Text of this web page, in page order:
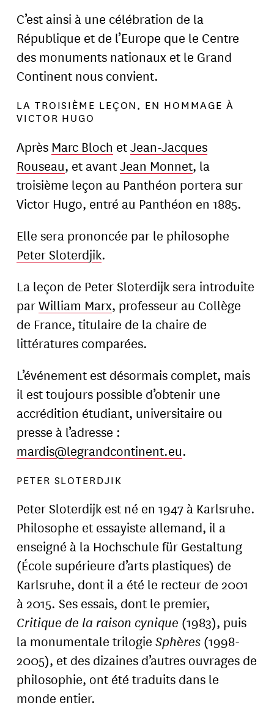
C’est ainsi à une célébration de la
République et de l’Europe que le Centre
des monuments nationaux et le Grand
Continent nous convient.
LA TROISIÈME LEÇON, EN HOMMAGE À
VICTOR HUGO
Après Marc Bloch etJean-Jacques
Rouseau, et avantJean Monnet, la
troisième leçon au Panthéon portera sur
Victor Hugo, entré au Panthéon en 1885.
Elle sera prononcée par le philosophe
Peter Sloterdjik.
La leçon de Peter Sloterdijk sera introduite
parWilliam Marx, professeur au Collège
de France, titulaire de la chaire de
littératures comparées.
L’événement est désormais complet, mais
il est toujours possible d’obtenir une
accrédition étudiant, universitaire ou
presse à l’adresse :
mardis@legrandcontinent.eu.
PETER SLOTERDJIK
Peter Sloterdijk est né en 1947 à Karlsruhe.
Philosophe et essayiste allemand, il a
enseigné à la Hochschule für Gestaltung
(École supérieure d’arts plastiques) de
Karlsruhe, dont il a été le recteur de 2001
à 2015. Ses essais, dont le premier,
Critique de la raison cynique (1983), puis
la monumentale trilogieSphères (1998-
2005), et des dizaines d’autres ouvrages de
philosophie, ont été traduits dans le
monde entier.